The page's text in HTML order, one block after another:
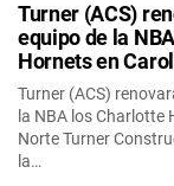
Turner (ACS)
equipo de la
Hornets en
Turner (ACS)
la NBA los Charlotte
Norte Turner
la…